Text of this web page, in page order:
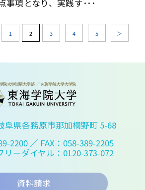
事項となり、実践す･･･
1 2 3 4 5 ＞
阜県各務原市那加桐野町 5-68
2200 ／ FAX：058-389-2205
リーダイヤル：0120-373-072
資料請求